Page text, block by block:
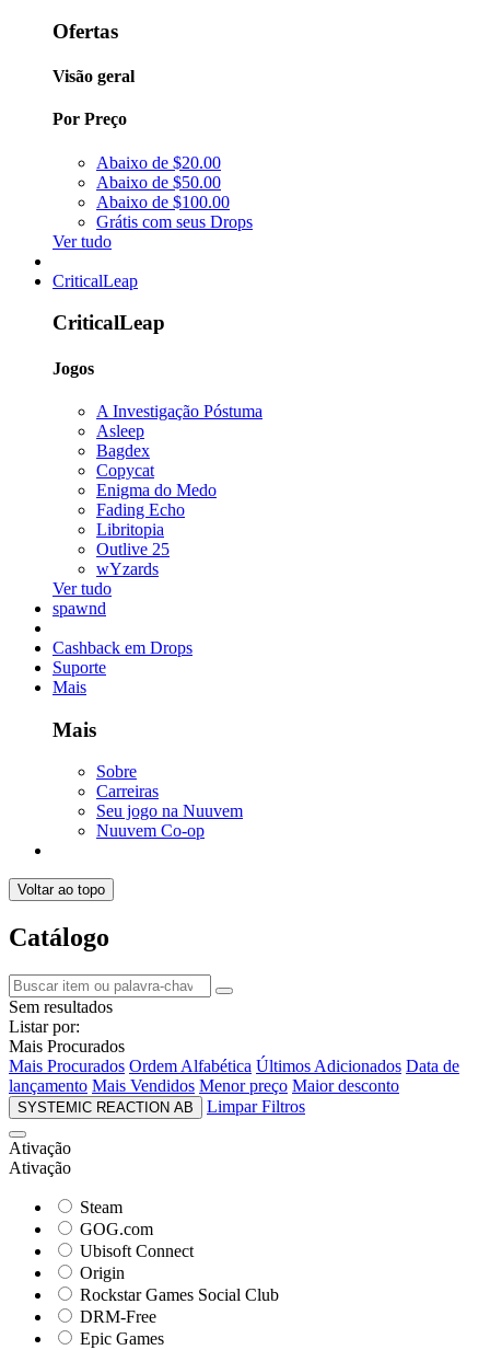
Ofertas
Visão geral
Por Preço
Abaixo de $20.00
Abaixo de $50.00
Abaixo de $100.00
Grátis com seus Drops
Ver tudo
CriticalLeap
CriticalLeap
Jogos
A Investigação Póstuma
Asleep
Bagdex
Copycat
Enigma do Medo
Fading Echo
Libritopia
Outlive 25
wYzards
Ver tudo
spawnd
Cashback em Drops
Suporte
Mais
Mais
Sobre
Carreiras
Seu jogo na Nuuvem
Nuuvem Co-op
Voltar ao topo
Catálogo
Sem resultados
Listar por:
Mais Procurados
Mais Procurados Ordem Alfabética Últimos Adicionados Data de
lançamento Mais Vendidos Menor preço Maior desconto
SYSTEMIC REACTION AB Limpar Filtros
Ativação
Ativação
Steam
GOG.com
Ubisoft Connect
Origin
Rockstar Games Social Club
DRM-Free
Epic Games